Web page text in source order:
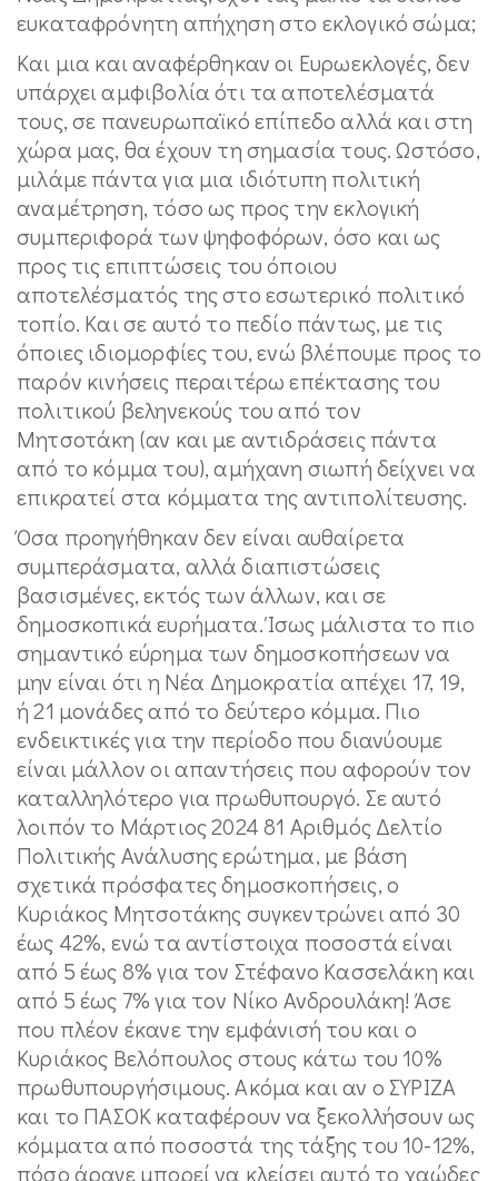
ευκαταφρόνητη απήχηση στο εκλογικό σώμα;
Και μια και αναφέρθηκαν οι Ευρωεκλογές, δεν
υπάρχει αμφιβολία ότι τα αποτελέσματά
τους, σε πανευρωπαϊκό επίπεδο αλλά και στη
χώρα μας, θα έχουν τη σημασία τους. Ωστόσο,
μιλάμε πάντα για μια ιδιότυπη πολιτική
αναμέτρηση, τόσο ως προς την εκλογική
συμπεριφορά των ψηφοφόρων, όσο και ως
προς τις επιπτώσεις του όποιου
αποτελέσματός της στο εσωτερικό πολιτικό
τοπίο. Και σε αυτό το πεδίο πάντως, με τις
όποιες ιδιομορφίες του, ενώ βλέπουμε προς το
παρόν κινήσεις περαιτέρω επέκτασης του
πολιτικού βεληνεκούς του από τον
Μητσοτάκη (αν και με αντιδράσεις πάντα
από το κόμμα του), αμήχανη σιωπή δείχνει να
επικρατεί στα κόμματα της αντιπολίτευσης.
Όσα προηγήθηκαν δεν είναι αυθαίρετα
συμπεράσματα, αλλά διαπιστώσεις
βασισμένες, εκτός των άλλων, και σε
δημοσκοπικά ευρήματα. Ίσως μάλιστα το πιο
σημαντικό εύρημα των δημοσκοπήσεων να
μην είναι ότι η Νέα Δημοκρατία απέχει 17, 19,
ή 21 μονάδες από το δεύτερο κόμμα. Πιο
ενδεικτικές για την περίοδο που διανύουμε
είναι μάλλον οι απαντήσεις που αφορούν τον
καταλληλότερο για πρωθυπουργό. Σε αυτό
λοιπόν το Μάρτιος 2024 81 Αριθμός Δελτίο
Πολιτικής Ανάλυσης ερώτημα, με βάση
σχετικά πρόσφατες δημοσκοπήσεις, ο
Κυριάκος Μητσοτάκης συγκεντρώνει από 30
έως 42%, ενώ τα αντίστοιχα ποσοστά είναι
από 5 έως 8% για τον Στέφανο Κασσελάκη και
από 5 έως 7% για τον Νίκο Ανδρουλάκη! Άσε
που πλέον έκανε την εμφάνισή του και ο
Κυριάκος Βελόπουλος στους κάτω του 10%
πρωθυπουργήσιμους. Ακόμα και αν ο ΣΥΡΙΖΑ
και το ΠΑΣΟΚ καταφέρουν να ξεκολλήσουν ως
κόμματα από ποσοστά της τάξης του 10-12%,
πόσο άραγε μπορεί να κλείσει αυτό το χαώδες